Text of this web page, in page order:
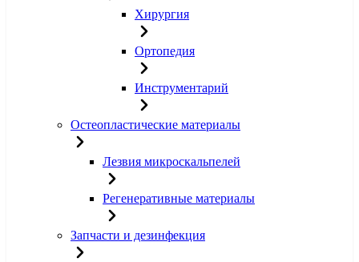
Хирургия
Ортопедия
Инструментарий
Остеопластические материалы
Лезвия микроскальпелей
Регенеративные материалы
Запчасти и дезинфекция